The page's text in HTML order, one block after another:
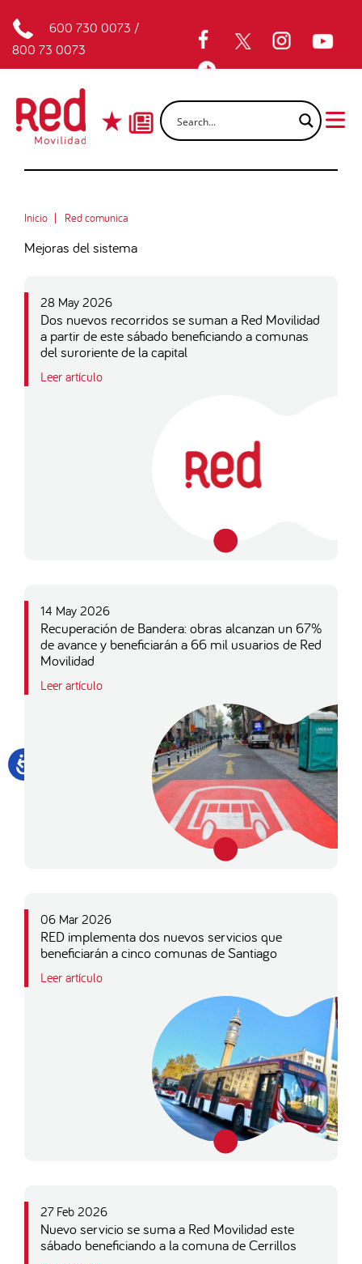
600 730 0073 /
800 73 0073
Inicio Red comunica
Mejoras del sistema
28 May 2026
Dos nuevos recorridos se suman a Red Movilidad
a partir de este sábado beneficiando a comunas
del suroriente de la capital
Leer artículo
14 May 2026
Recuperación de Bandera: obras alcanzan un 67%
de avance y beneficiarán a 66 mil usuarios de Red
Movilidad
Leer artículo
06 Mar 2026
RED implementa dos nuevos servicios que
beneficiarán a cinco comunas de Santiago
Leer artículo
27 Feb 2026
Nuevo servicio se suma a Red Movilidad este
sábado beneficiando a la comuna de Cerrillos